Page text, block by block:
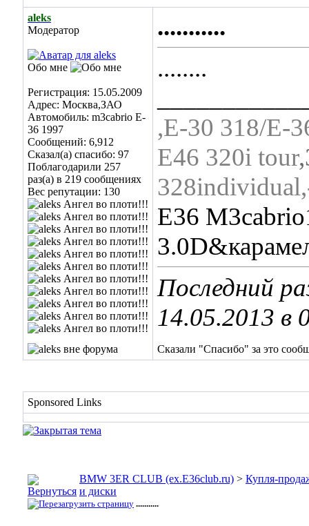
aleks
Модератор
Обо мне
Регистрация: 15.05.2009
Адрес: Москва,ЗАО
Автомобиль: m3сabrio E-
36 1997
Сообщений: 6,912
Сказал(а) спасибо: 97
Поблагодарили 257
раз(а) в 219 сообщениях
Вес репутации: 130
...........
........
,Е-30 318/Е-
Е46 320i tour
Е36
Последний
14.05.2013 в
Сказали "Спасибо" за это
Sponsored Links
BMW 3ER CLUB (ex.E36club.ru) > Купля-
и диски
...........